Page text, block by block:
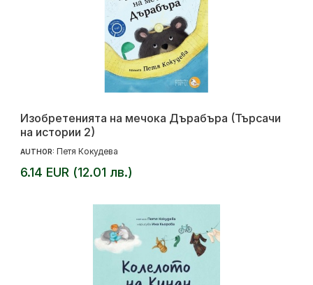
Изобретенията на мечока Дърабъра (Търсачи
на истории 2)
AUTHOR: Петя Кокудева
6.14 EUR (12.01 лв.)